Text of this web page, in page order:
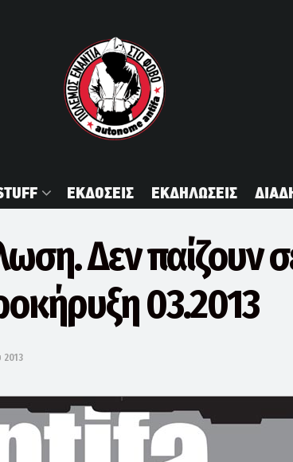
ΕΚΔΟΣΕΙΣ ΕΚΔΗΛΩΣΕΙΣ
Δεν παίζουν
03.2013
2013